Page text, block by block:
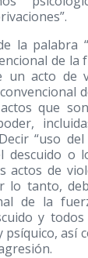
la palabra
de la
un acto de
que
“uso
descuido o
actos de
lo tanto,
de la
y
psíquico, así